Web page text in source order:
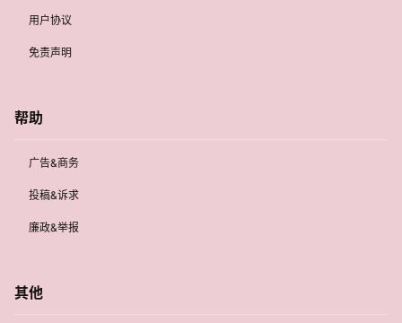
用户协议
免责声明
帮助
广告&商务
投稿&诉求
廉政&举报
其他